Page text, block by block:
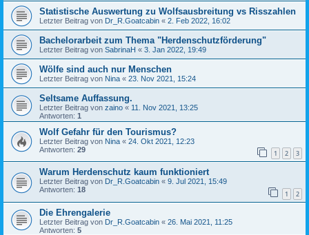
Statistische Auswertung zu Wolfsausbreitung vs Risszahlen
Letzter Beitrag von Dr_R.Goatcabin « 2. Feb 2022, 16:02
Bachelorarbeit zum Thema "Herdenschutzförderung"
Letzter Beitrag von SabrinaH « 3. Jan 2022, 19:49
Wölfe sind auch nur Menschen
Letzter Beitrag von Nina « 23. Nov 2021, 15:24
Seltsame Auffassung.
Letzter Beitrag von zaino « 11. Nov 2021, 13:25
Antworten: 1
Wolf Gefahr für den Tourismus?
Letzter Beitrag von Nina « 24. Okt 2021, 12:23
Antworten: 29 1 2 3
Warum Herdenschutz kaum funktioniert
Letzter Beitrag von Dr_R.Goatcabin « 9. Jul 2021, 15:49
Antworten: 18 1 2
Die Ehrengalerie
Letzter Beitrag von Dr_R.Goatcabin « 26. Mai 2021, 11:25
Antworten: 5